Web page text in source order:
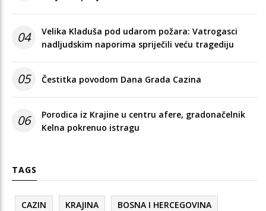
04
Velika Kladuša pod udarom požara: Vatrogasci
nadljudskim naporima spriječili veću tragediju
05 Čestitka povodom Dana Grada Cazina
06
Porodica iz Krajine u centru afere, gradonačelnik
Kelna pokrenuo istragu
TAGS
CAZIN KRAJINA BOSNA I HERCEGOVINA